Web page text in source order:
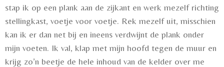
stap ik op een plank aan de zijkant en werk mezelf richting
stellingkast, voetje voor voetje. Rek mezelf uit, misschien
kan ik er dan net bij en ineens verdwijnt de plank onder
mijn voeten. Ik val, klap met mijn hoofd tegen de muur en
krijg zo’n beetje de hele inhoud van de kelder over me